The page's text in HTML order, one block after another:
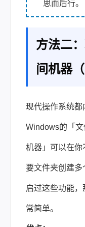
思而后行。
方法二
间机器
现代操作系统都
Windows的「
机器」可以在你
要文件夹创建
启过这些功能
常简单。